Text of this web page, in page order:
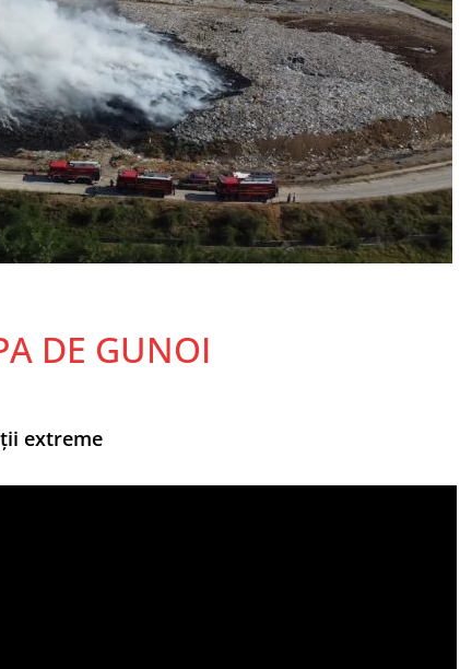
DE GUNOI
extreme